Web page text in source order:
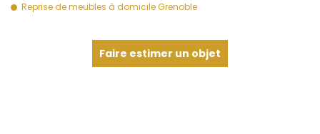
Reprise de meubles à domicile Grenoble
Faire estimer un objet